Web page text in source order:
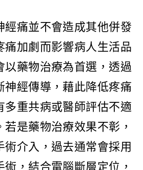
痛並不會造成其他併發
痛加劇而影響病人生活品
以藥物治療為首選，透過
神經傳導，藉此降低疼痛
多重共病或醫師評估不適
是藥物治療效果不彰，
術介入，過去通常會採用
，結合電腦斷層定位，